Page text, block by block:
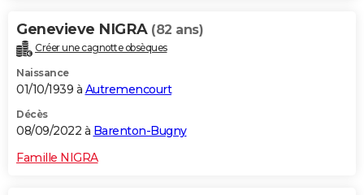
Genevieve NIGRA (82 ans)
Créer une cagnotte obsèques
Naissance
01/10/1939 à Autremencourt
Décès
08/09/2022 à Barenton-Bugny
Famille NIGRA